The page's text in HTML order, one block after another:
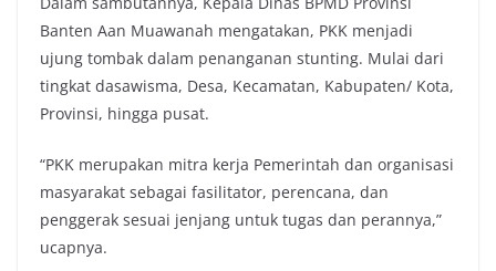
Banten Aan Muawanah mengatakan, PKK menjadi
ujung tombak dalam penanganan stunting. Mulai dari
tingkat dasawisma, Desa, Kecamatan, Kabupaten/ Kota,
Provinsi, hingga pusat.
“PKK merupakan mitra kerja Pemerintah dan organisasi
masyarakat sebagai fasilitator, perencana, dan
penggerak sesuai jenjang untuk tugas dan perannya,”
ucapnya.